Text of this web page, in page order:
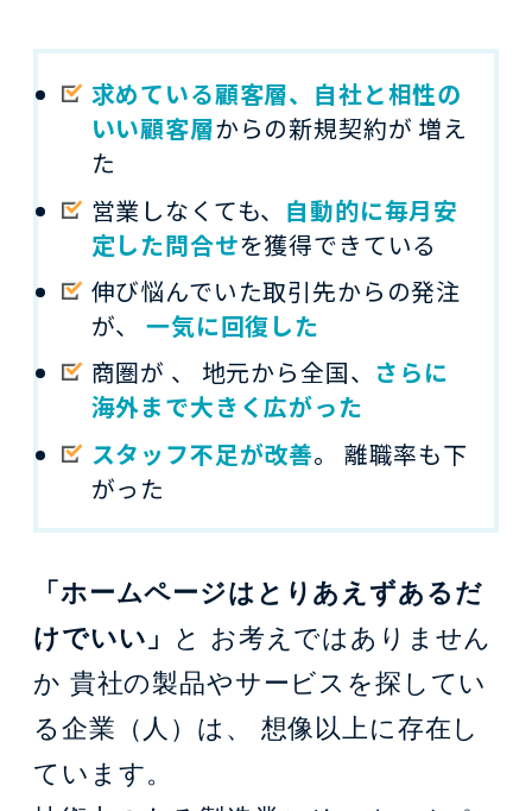
求めている顧客層、自社と相性の
いい顧客層からの新規契約が 増え
た
営業しなくても、 自動的に毎月安
定した問合せを獲得できている
伸び悩んでいた取引先からの発注
が、一気に回復した
商圏が 、 地元から全国、 さらに
海外まで大きく広がった
スタッフ不足が改善。 離職率も下
がった
「ホームページはとりあえずあるだ
けでいい」
と
お考えではありません
か 貴社の製品やサービスを探してい
る企業（人）は、
想像以上に存在し
ています。